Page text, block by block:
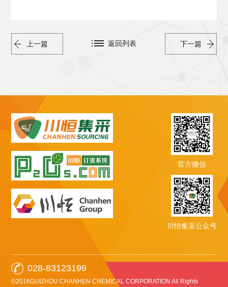
上一篇 下一篇
返回列表
官方微信
川恒集采公众号
028-83123199
©2016GUIZHOU CHANHEN CHEMICAL CORPORATION All Rights